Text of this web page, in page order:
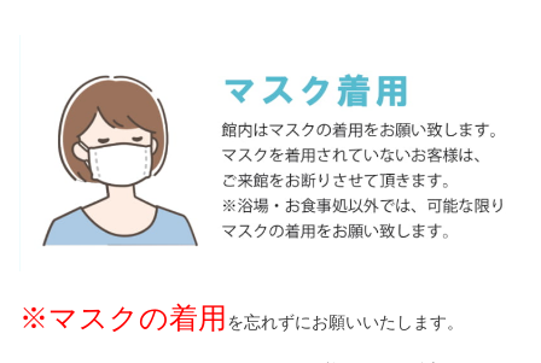
※マスクの着用 を忘れずにお願いいたします。